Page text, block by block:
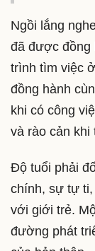
Ngồi lắng
đã được đồng
trình tìm việc
đồng hành
khi có công
và rào cản khi
Độ tuổi phải
chính, sự tự ti,
với giới trẻ.
đường phát